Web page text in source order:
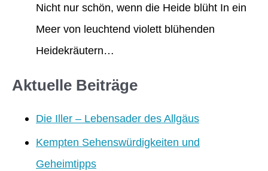
Nicht nur schön, wenn die Heide blüht In ein
Meer von leuchtend violett blühenden
Heidekräutern…
Aktuelle Beiträge
Die Iller – Lebensader des Allgäus
Kempten Sehenswürdigkeiten und
Geheimtipps